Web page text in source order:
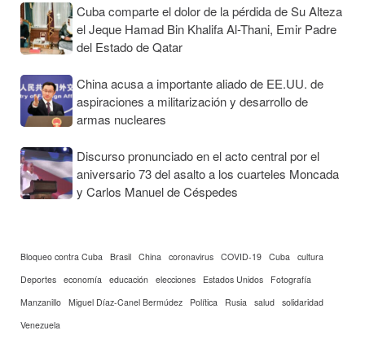
Cuba comparte el dolor de la pérdida de Su Alteza
el Jeque Hamad Bin Khalifa Al-Thani, Emir Padre
del Estado de Qatar
China acusa a importante aliado de EE.UU. de
aspiraciones a militarización y desarrollo de
armas nucleares
Discurso pronunciado en el acto central por el
aniversario 73 del asalto a los cuarteles Moncada
y Carlos Manuel de Céspedes
Bloqueo contra Cuba Brasil China coronavirus COVID-19 Cuba
cultura
Deportes economía educación elecciones Estados Unidos
Fotografía
Manzanillo Miguel Díaz-Canel Bermúdez Política Rusia salud solidaridad
Venezuela